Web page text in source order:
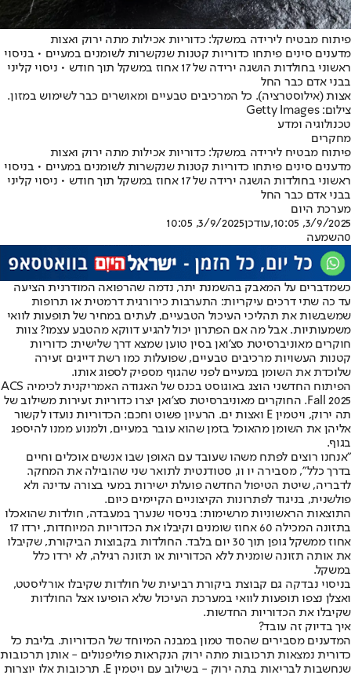
פיתוח מבטיח לירידה במשקל: כדוריות אכילות מתה ירוק ואצות
מדענים סינים פיתחו כדוריות קטנות שנקשרות לשומנים במעיים • בניסוי
ראשוני בחולדות הושגה ירידה של 17 אחוז במשקל תוך חודש • ניסוי קליני
בבני אדם כבר החל
אצות (אילוסטרציה). כל המרכיבים טבעיים ומאושרים כבר לשימוש במזון.
צילום: Getty Images
טכנולוגיה ומדע
מחקרים
פיתוח מבטיח לירידה במשקל: כדוריות אכילות מתה ירוק ואצות
מדענים סינים פיתחו כדוריות קטנות שנקשרות לשומנים במעיים • בניסוי
ראשוני בחולדות הושגה ירידה של 17 אחוז במשקל תוך חודש • ניסוי קליני
בבני אדם כבר החל
מערכת היום
3/9/2025, 10:05
,עודכן3/9/2025, 10:05
0השמעה
כשמדברים על המאבק בהשמנת יתר, נדמה שהרפואה המודרנית הציעה
עד כה שתי דרכים עיקריות: התערבות כירורגית דרמטית או תרופות
שמשבשות את תהליכי העיכול הטבעיים, לעתים במחיר של תופעות לוואי
משמעותיות. אבל מה אם הפתרון יכול להגיע דווקא מהטבע עצמו? צוות
חוקרים מאוניברסיטת סצ'ואן בסין טוען שמצא דרך שלישית: כדוריות
קטנות העשויות מרכיבים טבעיים, שפועלות כמו רשת דייגים זעירה
שלוכדת את השומן במעיים לפני שהגוף מספיק לספוג אותו.
הפיתוח החדשני הוצג באוגוסט בכנס של האגודה האמריקנית לכימיה ACS
Fall 2025. החוקרים מאוניברסיטת סצ'ואן יצרו כדוריות זעירות משילוב של
תה ירוק, ויטמין E ואצות ים. הרעיון פשוט וחכם: הכדוריות נועדו לקשור
אליהן את השומן מהאוכל בזמן שהוא עובר במעיים, ולמנוע ממנו להיספג
בגוף.
"אנחנו רוצים לפתח משהו שעובד עם האופן שבו אנשים אוכלים וחיים
בדרך כלל", מסבירה יו וו, סטודנטית לתואר שני שהובילה את המחקר.
לדבריה, שיטת הטיפול החדשה פועלת ישירות במעי בצורה עדינה ולא
פולשנית, בניגוד לפתרונות הקיצוניים הקיימים כיום.
התוצאות הראשוניות מרשימות: בניסוי שנערך במעבדה, חולדות שהואכלו
בתזונה המכילה 60 אחוז שומנים וקיבלו את הכדוריות המיוחדות, ירדו 17
אחוז ממשקל גופן תוך 30 יום בלבד. החולדות בקבוצות הביקורת, שקיבלו
את אותה תזונה שומנית ללא הכדוריות או תזונה רגילה, לא ירדו כלל
במשקל.
בניסוי נבדקה גם קבוצת ביקורת רביעית של חולדות שקיבלו אורליסטט,
ואצלן נצפו תופעות לוואי במערכת העיכול שלא הופיעו אצל החולדות
שקיבלו את הכדוריות החדשות.
איך בדיוק זה עובד?
המדענים מסבירים שהסוד טמון במבנה המיוחד של הכדוריות. בליבת כל
כדורית נמצאות תרכובות מתה ירוק הנקראות פוליפנולים - אותן תרכובות
שנחשבות לבריאות בתה ירוק - בשילוב עם ויטמין E. תרכובות אלו יוצרות